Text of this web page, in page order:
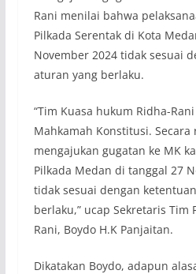
Rani menilai bahwa
Pilkada Serentak di Kota
November 2024 tidak sesuai
aturan yang berlaku.
“Tim Kuasa hukum Ridha-
Mahkamah Konstitusi. Secara
mengajukan gugatan ke MK
Pilkada Medan di tanggal 27
tidak sesuai dengan
berlaku,” ucap Sekretaris Tim
Rani, Boydo H.K Panjaitan.
Dikatakan Boydo, adapun